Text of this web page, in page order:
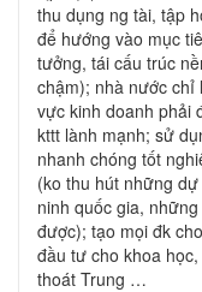
thu dụng ng tài, tập
để hướng vào mục
tưởng, tái cấu trúc
chậm); nhà nước chỉ
vực kinh doanh phải
kttt lành mạnh; sử
nhanh chóng tốt
(ko thu hút những
ninh quốc gia,
được); tạo mọi đk
đầu tư cho khoa
thoát Trung …